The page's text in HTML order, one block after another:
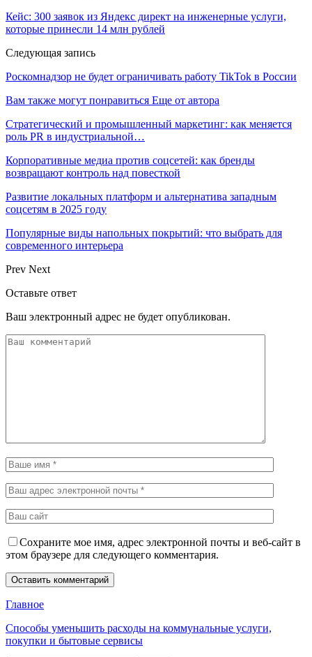
Кейс: 300 заявок из Яндекс директ на инженерные услуги,
которые принесли 14 млн рублей
Следующая запись
Роскомнадзор не будет ограничивать работу TikTok в России
Вам также могут понравиться Еще от автора
Стратегический и промышленный маркетинг: как меняется
роль PR в индустриальной…
Корпоративные медиа против соцсетей: как бренды
возвращают контроль над повесткой
Развитие локальных платформ и альтернатива западным
соцсетям в 2025 году
Популярные виды напольных покрытий: что выбрать для
современного интерьера
Prev Next
Оставьте ответ
Ваш электронный адрес не будет опубликован.
Сохраните мое имя, адрес электронной почты и веб-сайт в
этом браузере для следующего комментария.
Главное
Способы уменьшить расходы на коммунальные услуги,
покупки и бытовые сервисы